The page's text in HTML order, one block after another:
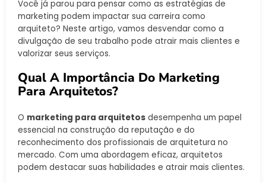
Você já parou para pensar como as estratégias de
marketing podem impactar sua carreira como
arquiteto? Neste artigo, vamos desvendar como a
divulgação de seu trabalho pode atrair mais clientes e
valorizar seus serviços.
Qual A Importância Do Marketing
Para Arquitetos?
O marketing para arquitetos desempenha um papel
essencial na construção da reputação e do
reconhecimento dos profissionais de arquitetura no
mercado. Com uma abordagem eficaz, arquitetos
podem destacar suas habilidades e atrair mais clientes.